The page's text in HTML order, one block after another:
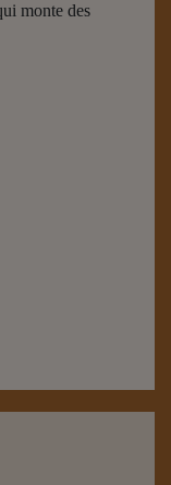
monte des